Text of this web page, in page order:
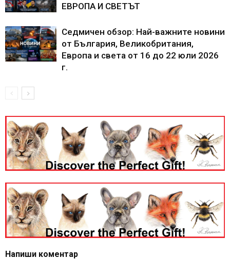
ЕВРОПА И СВЕТЪТ
Седмичен обзор: Най-важните новини
от България, Великобритания,
Европа и света от 16 до 22 юли 2026
г.
Напиши коментар